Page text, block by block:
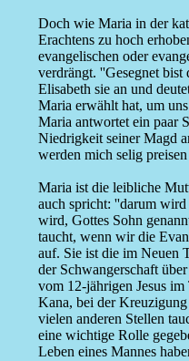
Doch wie Maria in der
Erachtens zu hoch
evangelischen oder
verdrängt. ''Gesegnet bist
Elisabeth sie an und
Maria erwählt hat, um
Maria antwortet ein paar
Niedrigkeit seiner Magd
werden mich selig
Maria ist die leibliche
auch spricht: ''darum
wird, Gottes Sohn
taucht, wenn wir die
auf. Sie ist die im Neuen
der Schwangerschaft
vom 12-jährigen Jesus
Kana, bei der
vielen anderen Stellen
eine wichtige Rolle
Leben eines Mannes